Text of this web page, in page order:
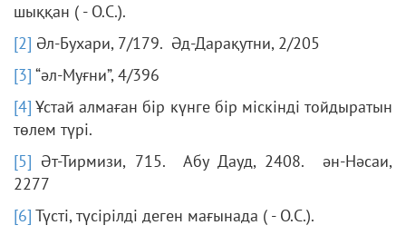
шыққан ( - О.С.).
[2] Әл-Бухари, 7/179. Әд-Дарақутни, 2/205
[3] “әл-Муғни”, 4/396
[4] Ұстай алмаған бір күнге бір міскінді тойдыратын
төлем түрі.
[5] Әт-Тирмизи, 715. Абу Дауд, 2408. ән-Нәсаи,
2277
[6] Түсті, түсірілді деген мағынада ( - О.С.).